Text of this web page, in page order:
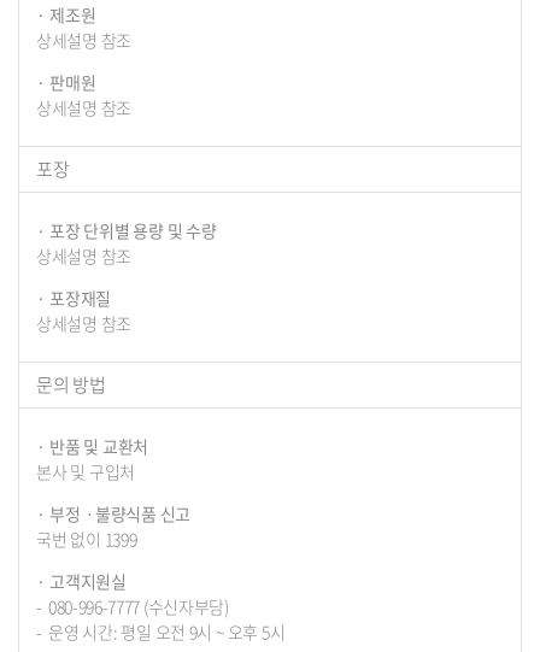
제조원
상세설명 참조
판매원
상세설명 참조
포장
포장 단위별 용량 및 수량
상세설명 참조
포장재질
상세설명 참조
문의 방법
반품 및 교환처
본사 및 구입처
부정ㆍ불량식품 신고
국번 없이 1399
고객지원실
080-996-7777 (수신자부담)
운영 시간: 평일 오전 9시 ~ 오후 5시